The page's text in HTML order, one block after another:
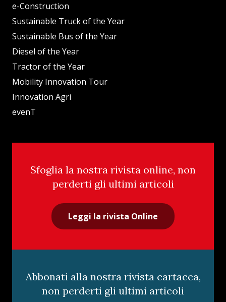
e-Construction
Sustainable Truck of the Year
Sustainable Bus of the Year
Diesel of the Year
Tractor of the Year
Mobility Innovation Tour
Innovation Agri
evenT
Sfoglia la nostra rivista online, non
perderti gli ultimi articoli
Leggi la rivista Online
Abbonati alla nostra rivista cartacea,
non perderti gli ultimi articoli